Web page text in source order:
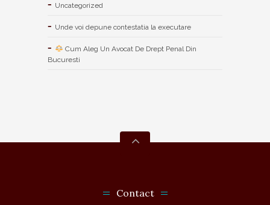
Uncategorized
Unde voi depune contestatia la executare
Cum Aleg Un Avocat De Drept Penal Din
Bucuresti
Contact